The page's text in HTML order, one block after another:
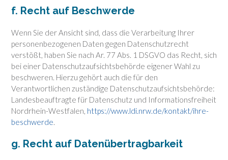
f. Recht auf Beschwerde
Wenn Sie der Ansicht sind, dass die Verarbeitung Ihrer
personenbezogenen Daten gegen Datenschutzrecht
verstößt, haben Sie nach Ar. 77 Abs. 1 DSGVO das Recht, sich
bei einer Datenschutzaufsichtsbehörde eigener Wahl zu
beschweren. Hierzu gehört auch die für den
Verantwortlichen zuständige Datenschutzaufsichtsbehörde:
Landesbeauftragte für Datenschutz und Informationsfreiheit
Nordrhein-Westfalen, https://www.ldi.nrw.de/kontakt/ihre-
beschwerde.
g. Recht auf Datenübertragbarkeit